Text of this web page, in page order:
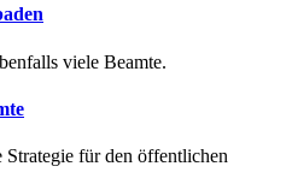
viele Beamte.
für den öffentlichen